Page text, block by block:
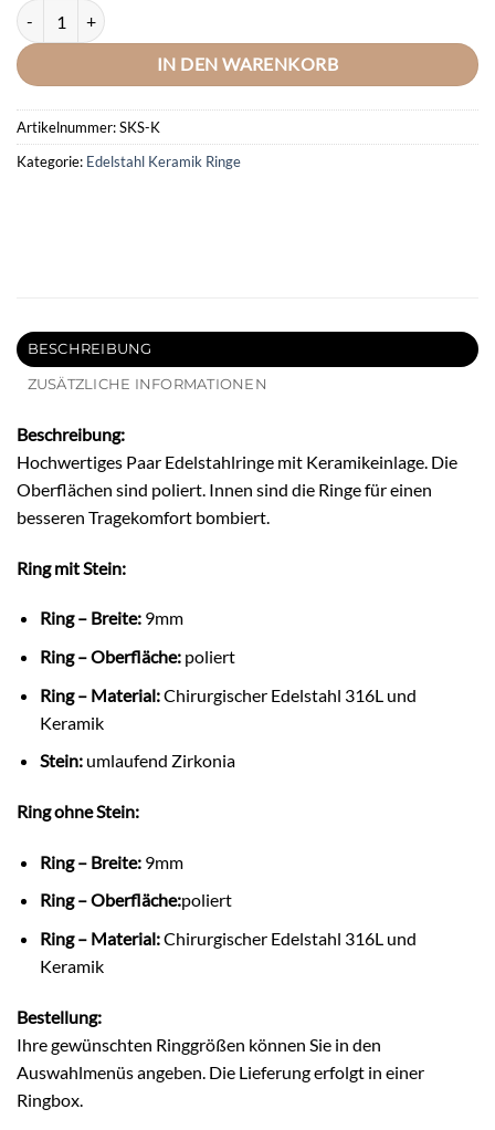
DOOSTI Partnerring / Trauring Chirurgischer Edelstahl 316L mit
IN DEN WARENKORB
Artikelnummer:SKS-K
Kategorie: Edelstahl Keramik Ringe
BESCHREIBUNG
ZUSÄTZLICHE INFORMATIONEN
Beschreibung:
Hochwertiges Paar Edelstahlringe mit Keramikeinlage. Die
Oberflächen sind poliert. Innen sind die Ringe für einen
besseren Tragekomfort bombiert.
Ring mit Stein:
Ring – Breite:9mm
Ring – Oberfläche:poliert
Ring – Material:Chirurgischer Edelstahl 316L und
Keramik
Stein:umlaufend Zirkonia
Ring ohne Stein:
Ring – Breite:9mm
Ring – Oberfläche:poliert
Ring – Material:Chirurgischer Edelstahl 316L und
Keramik
Bestellung:
Ihre gewünschten Ringgrößen können Sie in den
Auswahlmenüs angeben. Die Lieferung erfolgt in einer
Ringbox.